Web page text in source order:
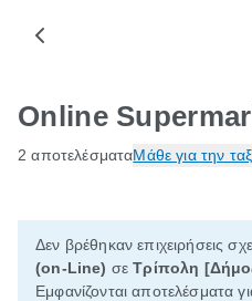
Online
2 αποτελέσματαΜάθε για την
Δεν βρέθηκαν επιχειρήσεις
(on-Line) σεΤρίπολη
Εμφανίζονται αποτελέσματα